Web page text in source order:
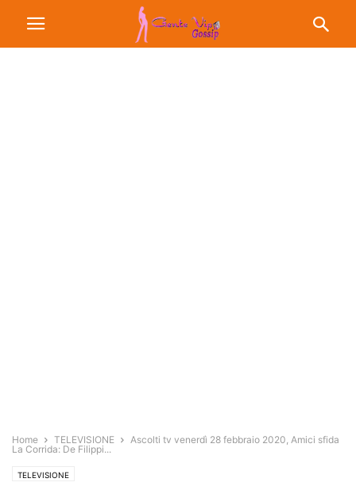
Home TELEVISIONE
Ascolti tv venerdì 28 febbraio 2020, Amici sfida
La Corrida: De Filippi...
TELEVISIONE